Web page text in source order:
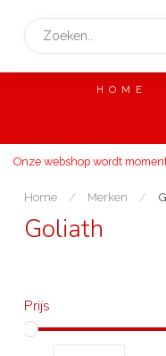
HOME
Onze webshop wordt
Home / Merken /
Goliath
Prijs